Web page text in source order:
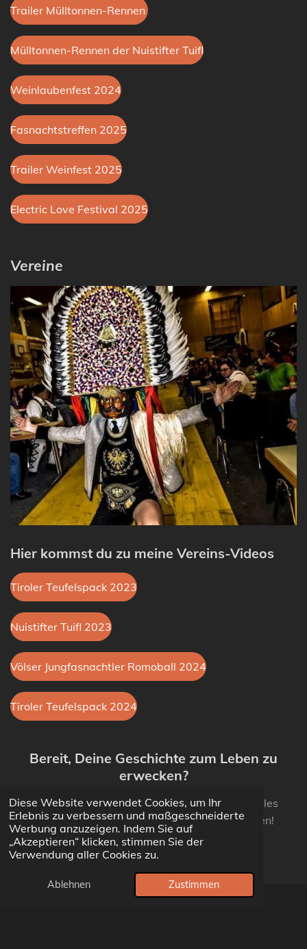
Diese Website verwendet Cookies, um Ihr
Erlebnis zu verbessern und maßgeschneiderte
Werbung anzuzeigen. Indem Sie auf
„Akzeptieren“ klicken, stimmen Sie der
Verwendung aller Cookies zu.
Ablehnen Zustimmen
Trailer Mülltonnen-Rennen
Mülltonnen-Rennen der Nuistifter Tuifl
Weinlaubenfest 2024
Fasnachtstreffen 2025
Trailer Weinfest 2025
Electric Love Festival 2025
Vereine
Hier kommst du zu meine Vereins-Videos
Tiroler Teufelspack 2023
Nuistifter Tuifl 2023
Völser Jungfasnachtler Romoball 2024
Tiroler Teufelspack 2024
Bereit, Deine Geschichte zum Leben zu
erwecken?
Kontaktiere mich noch heute, um ein individuelles
Angebot für deine Videoproduktion zu erhalten!
Jetzt kontaktieren